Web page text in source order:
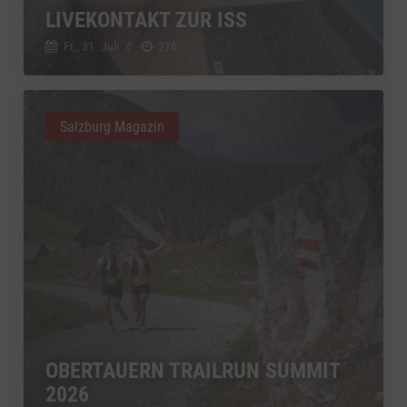
LIVEKONTAKT ZUR ISS
Fr., 31. Juli //
OBERTAUERN TRAILRUN SUMMIT
2026
Salzburg Magazin
Google Ireland Limited, Irland